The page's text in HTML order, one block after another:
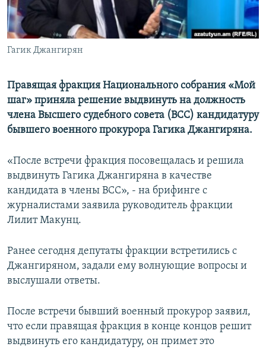
Հայերեն
English
Все сайты Радио Азатутюн
Гагик Джангирян
Правящая фракция Национального собрания «Мой
шаг» приняла решение выдвинуть на должность
члена Высшего судебного совета (ВСС) кандидатуру
бывшего военного прокурора Гагика Джангиряна.
«После встречи фракция посовещалась и решила
выдвинуть Гагика Джангиряна в качестве
кандидата в члены ВСС», - на брифинге с
журналистами заявила руководитель фракции
Лилит Макунц.
Ранее сегодня депутаты фракции встретились с
Джангиряном, задали ему волнующие вопросы и
выслушали ответы.
После встречи бывший военный прокурор заявил,
что если правящая фракция в конце концов решит
выдвинуть его кандидатуру, он примет это